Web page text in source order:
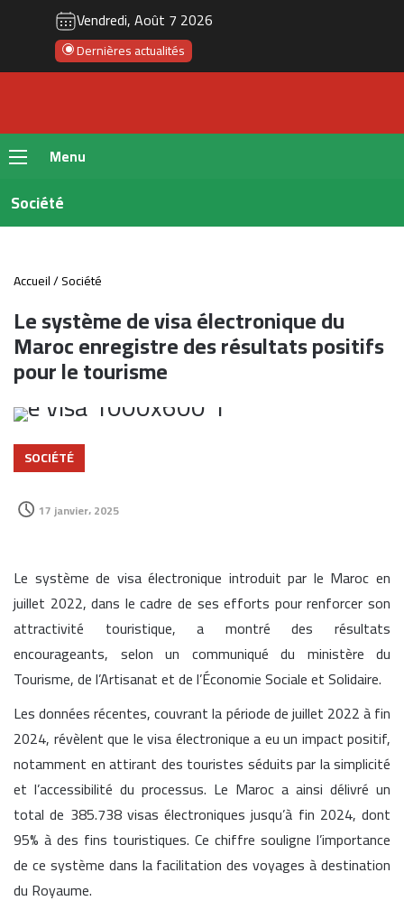
Vendredi, Août 7 2026
Dernières actualités
Menu
Société
Accueil/Société
Le système de visa électronique du
Maroc enregistre des résultats positifs
pour le tourisme
SOCIÉTÉ
17 janvier، 2025
Le système de visa électronique introduit par le Maroc en
juillet 2022, dans le cadre de ses efforts pour renforcer son
attractivité touristique, a montré des résultats
encourageants, selon un communiqué du ministère du
Tourisme, de l’Artisanat et de l’Économie Sociale et Solidaire.
Les données récentes, couvrant la période de juillet 2022 à fin
2024, révèlent que le visa électronique a eu un impact positif,
notamment en attirant des touristes séduits par la simplicité
et l’accessibilité du processus. Le Maroc a ainsi délivré un
total de 385.738 visas électroniques jusqu’à fin 2024, dont
95% à des fins touristiques. Ce chiffre souligne l’importance
de ce système dans la facilitation des voyages à destination
du Royaume.